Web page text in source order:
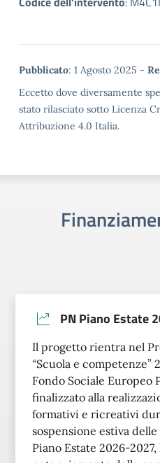
Metadata
Pubblicato: 1 Agosto 2025 -
Eccetto dove diversamente
stato rilasciato sotto Licenza
Attribuzione 4.0 Italia.
PN Piano Estate
Il progetto rientra nel
“Scuola e competenze”
Fondo Sociale Europeo
finalizzato alla
formativi e ricreativi
sospensione estiva
Piano Estate 2026-